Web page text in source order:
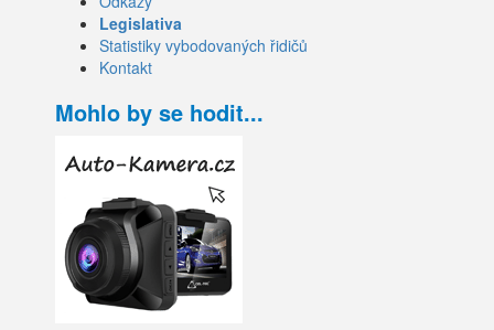
Legislativa
Statistiky vybodovaných řidičů
Kontakt
Mohlo by se hodit...